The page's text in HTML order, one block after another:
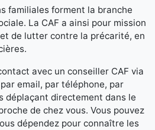
familiales forment la branche
La CAF a ainsi pour mission
de lutter contre la précarité, en
avec un conseiller CAF via
email, par téléphone, par
déplaçant directement dans le
de chez vous. Vous pouvez
dépendez pour connaître les